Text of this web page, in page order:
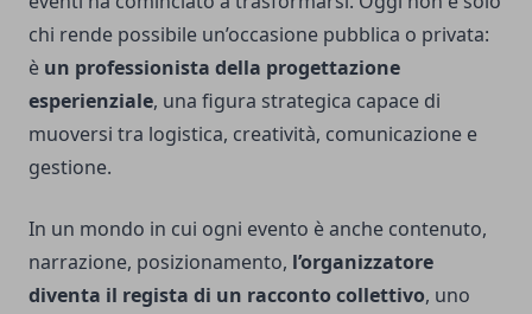
chi rende possibile un’occasione pubblica o privata:
è un professionista della progettazione
esperienziale, una figura strategica capace di
muoversi tra logistica, creatività, comunicazione e
gestione.
In un mondo in cui ogni evento è anche contenuto,
narrazione, posizionamento, l’organizzatore
diventa il regista di un racconto collettivo, uno